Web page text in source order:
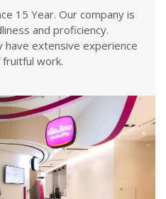
15 Year. Our company is
and proficiency.
have extensive experience
work.